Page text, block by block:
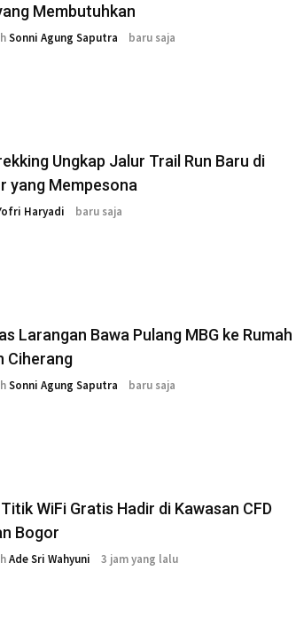
Membutuhkan
Sonni Agung Saputra baru saja
Ungkap Jalur Trail Run Baru di
yang Mempesona
Haryadi baru saja
Larangan Bawa Pulang MBG ke Rumah
Ciherang
Sonni Agung Saputra baru saja
WiFi Gratis Hadir di Kawasan CFD
Bogor
Ade Sri Wahyuni 3 jam yang lalu